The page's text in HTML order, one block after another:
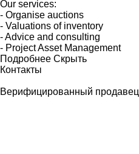
Our services:
- Organise auctions
- Valuations of inventory
- Advice and consulting
- Project Asset Management
Подробнее Скрыть
Контакты
Верифицированный продавец